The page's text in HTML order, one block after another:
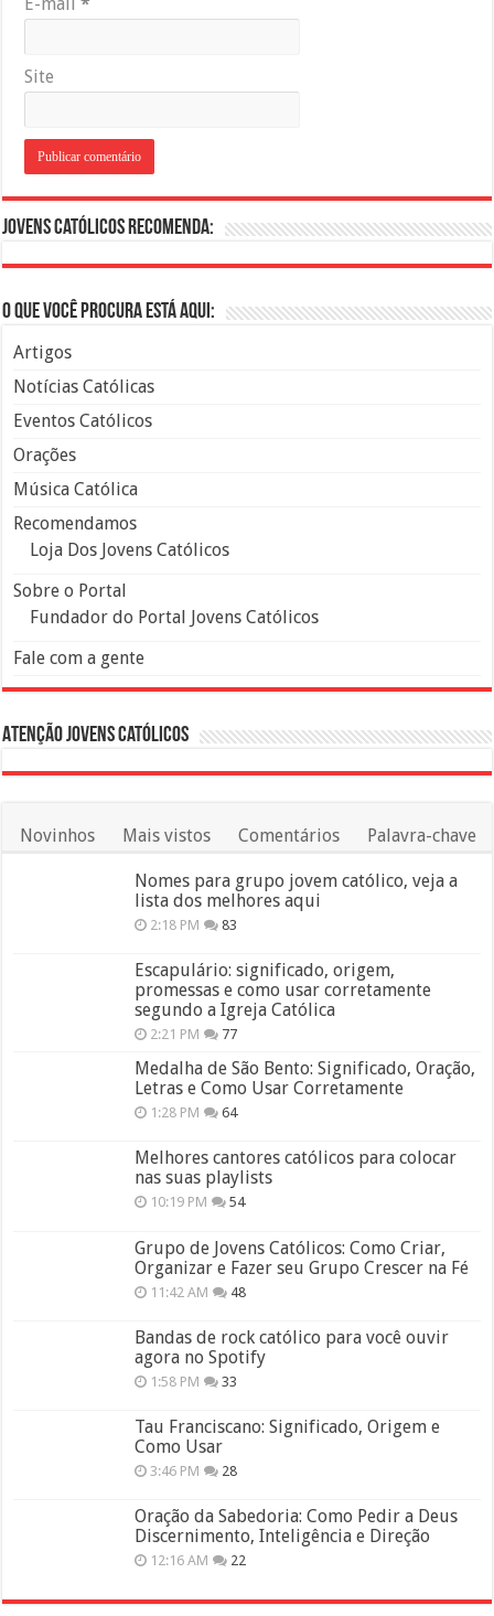
Site
Jovens Católicos Recomenda:
O que você procura está aqui:
Artigos
Notícias Católicas
Eventos Católicos
Orações
Música Católica
Recomendamos
Loja Dos Jovens Católicos
Sobre o Portal
Fundador do Portal Jovens Católicos
Fale com a gente
Atenção Jovens Católicos
Novinhos Mais vistos Comentários Palavra-chave
Nomes para grupo jovem católico, veja a
lista dos melhores aqui
2:18 PM 83
Escapulário: significado, origem,
promessas e como usar corretamente
segundo a Igreja Católica
2:21 PM 77
Medalha de São Bento: Significado, Oração,
Letras e Como Usar Corretamente
1:28 PM 64
Melhores cantores católicos para colocar
nas suas playlists
10:19 PM 54
Grupo de Jovens Católicos: Como Criar,
Organizar e Fazer seu Grupo Crescer na Fé
11:42 AM 48
Bandas de rock católico para você ouvir
agora no Spotify
1:58 PM 33
Tau Franciscano: Significado, Origem e
Como Usar
3:46 PM 28
Oração da Sabedoria: Como Pedir a Deus
Discernimento, Inteligência e Direção
12:16 AM 22